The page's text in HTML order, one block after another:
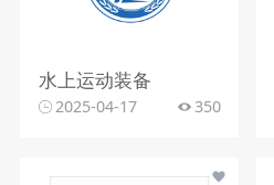
水上运动装备
2025-04-17 350